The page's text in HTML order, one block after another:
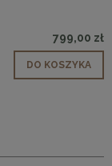
799,00 zł
DO KOSZYKA